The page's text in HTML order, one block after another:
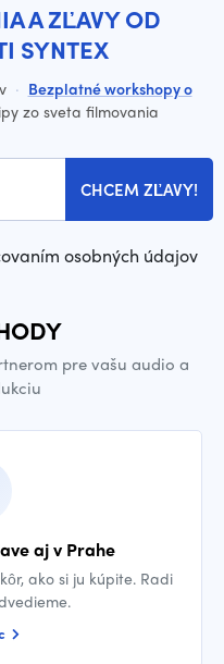
A ZĽAVY OD
SYNTEX
· Bezplatné workshopy o
zo sveta filmovania
CHCEM ZĽAVY!
osobných údajov
pre vašu audio a
aj v Prahe
ako si ju kúpite. Radi